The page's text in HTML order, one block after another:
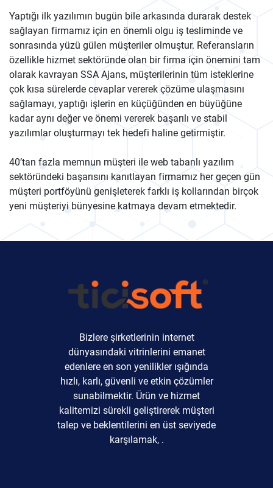
Yaptığı ilk yazılımın bugün bile arkasında durarak destek
sağlayan firmamız için en önemli olgu iş tesliminde ve
sonrasında yüzü gülen müşteriler olmuştur. Referansların
özellikle hizmet sektöründe olan bir firma için önemini tam
olarak kavrayan SSA Ajans, müşterilerinin tüm isteklerine
çok kısa sürelerde cevaplar vererek çözüme ulaşmasını
sağlamayı, yaptığı işlerin en küçüğünden en büyüğüne
kadar aynı değer ve önemi vererek başarılı ve stabil
yazılımlar oluşturmayı tek hedefi haline getirmiştir.
40’tan fazla memnun müşteri ile web tabanlı yazılım
sektöründeki başarısını kanıtlayan firmamız her geçen gün
müşteri portföyünü genişleterek farklı iş kollarından birçok
yeni müşteriyi bünyesine katmaya devam etmektedir.
Bizlere şirketlerinin internet
dünyasındaki vitrinlerini emanet
edenlere en son yenilikler ışığında
hızlı, karlı, güvenli ve etkin çözümler
sunabilmektir. Ürün ve hizmet
kalitemizi sürekli geliştirerek müşteri
talep ve beklentilerini en üst seviyede
karşılamak, .